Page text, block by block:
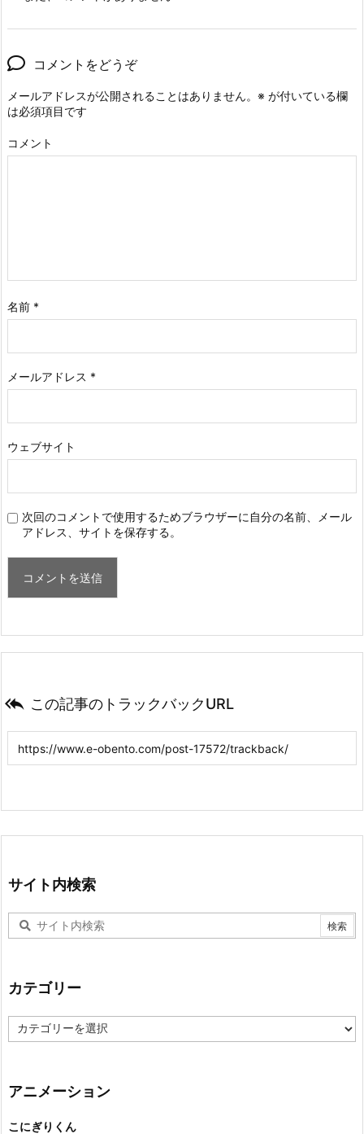
コメントをどうぞ
メールアドレスが公開されることはありません。 ※ が付いている欄
は必須項目です
コメント
名前 *
メールアドレス *
ウェブサイト
次回のコメントで使用するためブラウザーに自分の名前、メール
アドレス、サイトを保存する。
 この記事のトラックバックURL
サイト内検索
カテゴリー
テ
ー
アニメーション
こにぎりくん